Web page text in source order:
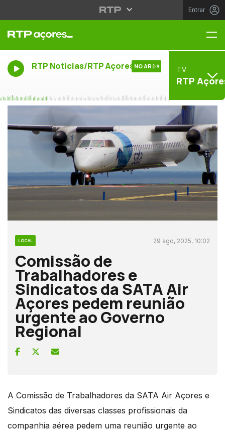
Entrar
RTP Noticias/RTP Açores NO AR TV
RTP
LOCAL 29 ago, 2025, 10:02
Comissão de
Trabalhadores e
Sindicatos da SATA Air
Açores pedem reunião
urgente ao Governo
Regional
A Comissão de Trabalhadores da SATA Air Açores e
Sindicatos das diversas classes profissionais da
companhia aérea pedem uma reunião urgente ao